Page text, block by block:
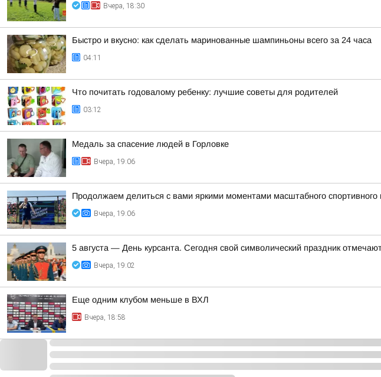
Вчера, 18:30
Быстро и вкусно: как сделать маринованные шампиньоны всего за 24 часа
04:11
Что почитать годовалому ребенку: лучшие советы для родителей
03:12
Медаль за спасение людей в Горловке
Вчера, 19:06
Продолжаем делиться с вами яркими моментами масштабного
Вчера, 19:06
5 августа — День курсанта. Сегодня свой символический праздник
Вчера, 19:02
Еще одним клубом меньше в ВХЛ
Вчера, 18:58